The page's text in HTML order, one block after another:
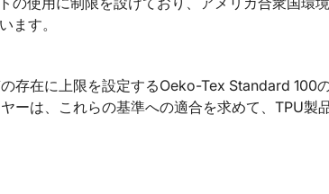
ます。
存在に上限を設定するOeko-Tex Standard 100
ーは、これらの基準への適合を求めて、TPU製